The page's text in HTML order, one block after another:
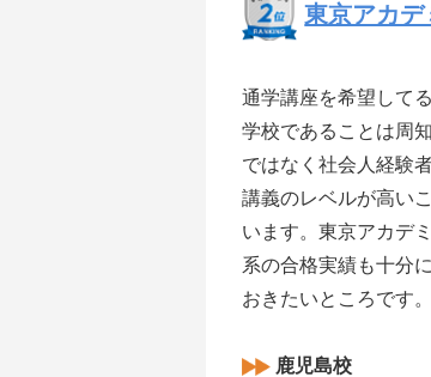
東京アカデ
通学講座を希望して
学校であることは周
ではなく社会人経験
講義のレベルが高い
います。東京アカデ
系の合格実績も十分
おきたいところです。
鹿児島校